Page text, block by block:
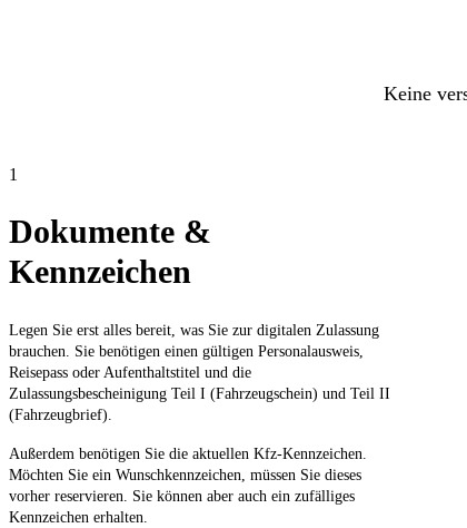
Keine
1
Dokumente &
Kennzeichen
Legen Sie erst alles bereit, was Sie zur digitalen Zulassung
brauchen. Sie benötigen einen gültigen Personalausweis,
Reisepass oder Aufenthaltstitel und die
Zulassungsbescheinigung Teil I (Fahrzeugschein) und Teil II
(Fahrzeugbrief).
Außerdem benötigen Sie die aktuellen Kfz-Kennzeichen.
Möchten Sie ein Wunschkennzeichen, müssen Sie dieses
vorher reservieren. Sie können aber auch ein zufälliges
Kennzeichen erhalten.